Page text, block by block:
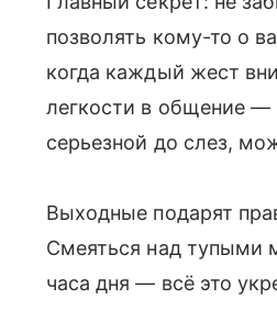
позволять кому-то о
когда каждый жест
легкости в общение —
серьезной до слез,
Выходные подарят
Смеяться над тупыми
часа дня — всё это